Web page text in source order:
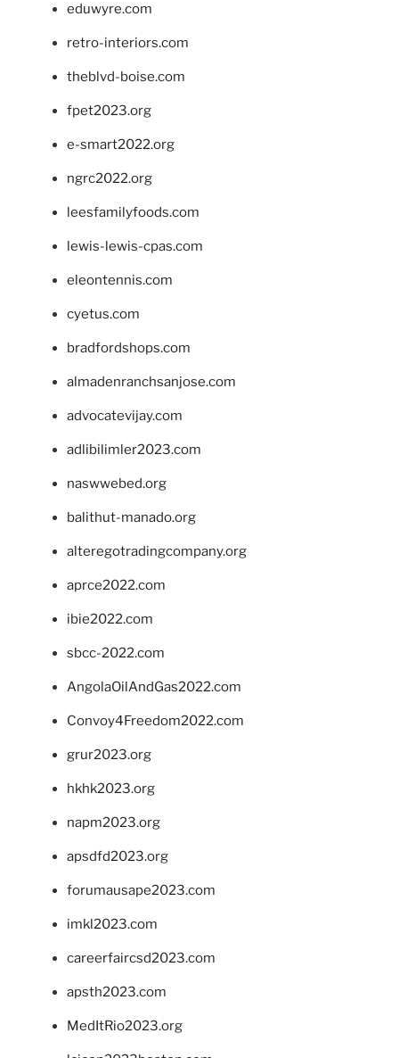
eduwyre.com
retro-interiors.com
theblvd-boise.com
fpet2023.org
e-smart2022.org
ngrc2022.org
leesfamilyfoods.com
lewis-lewis-cpas.com
eleontennis.com
cyetus.com
bradfordshops.com
almadenranchsanjose.com
advocatevijay.com
adlibilimler2023.com
naswwebed.org
balithut-manado.org
alteregotradingcompany.org
aprce2022.com
ibie2022.com
sbcc-2022.com
AngolaOilAndGas2022.com
Convoy4Freedom2022.com
grur2023.org
hkhk2023.org
napm2023.org
apsdfd2023.org
forumausape2023.com
imkl2023.com
careerfaircsd2023.com
apsth2023.com
MedItRio2023.org